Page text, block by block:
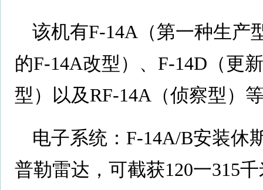
该机有F-14A（第一种生产
的F-14A改型）、F-14D（更
型）以及RF-14A（侦察型）
电子系统：F-14A/B安装休
普勒雷达，可截获120一315